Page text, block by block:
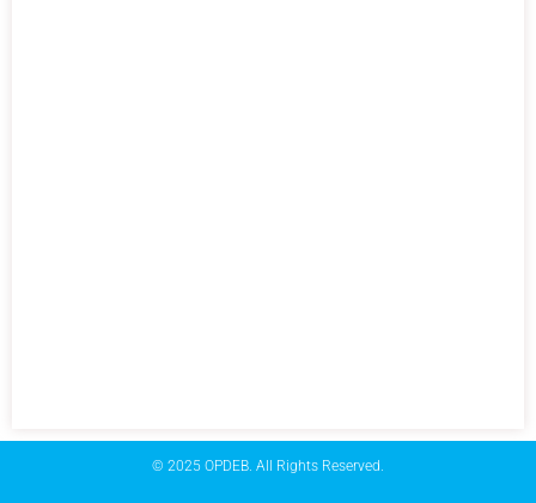
© 2025 OPDEB. All Rights Reserved.